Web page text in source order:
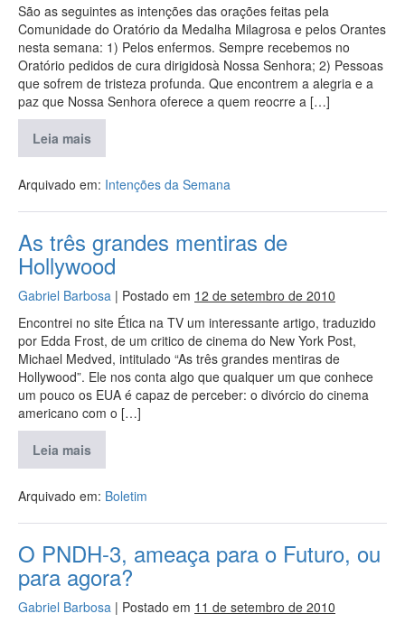
São as seguintes as intenções das orações feitas pela
Comunidade do Oratório da Medalha Milagrosa e pelos Orantes
nesta semana: 1) Pelos enfermos. Sempre recebemos no
Oratório pedidos de cura dirigidosà Nossa Senhora; 2) Pessoas
que sofrem de tristeza profunda. Que encontrem a alegria e a
paz que Nossa Senhora oferece a quem reocrre a […]
Leia mais
Arquivado em: Intenções da Semana
As três grandes mentiras de
Hollywood
Gabriel Barbosa | Postado em 12 de setembro de 2010
Encontrei no site Ética na TV um interessante artigo, traduzido
por Edda Frost, de um critico de cinema do New York Post,
Michael Medved, intitulado “As três grandes mentiras de
Hollywood”. Ele nos conta algo que qualquer um que conhece
um pouco os EUA é capaz de perceber: o divórcio do cinema
americano com o […]
Leia mais
Arquivado em: Boletim
O PNDH-3, ameaça para o Futuro, ou
para agora?
Gabriel Barbosa | Postado em 11 de setembro de 2010